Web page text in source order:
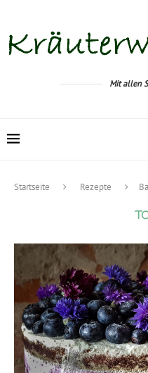
Mit allen
Startseite Rezepte